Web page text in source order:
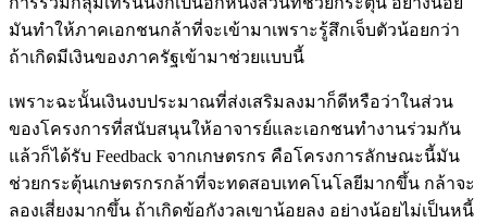
มันทำให้ภาคเอกชนกล้าที่จะเข้ามาเพราะรู้สึกเจ็บตัวน้อยกว่า
ถ้าเกิดมีเงินของภาครัฐเข้ามาช่วยแบบนี้
เพราะฉะนั้นเงินงบประมาณที่ส่งเสริมลงมาก็ดีหรือว่าในส่วน
ของโครงการที่สนับสนุนให้อาจารย์และเอกชนทำงานร่วมกัน
แล้วก็ได้รับ Feedback จากเกษตรกร คือโครงการลักษณะนี้มัน
ช่วยกระตุ้นเกษตรกรกล้าที่จะทดสอบเทคโนโลยีมากขึ้น กล้าจะ
ลองเสี่ยงมากขึ้น ถ้าเกิดข้อกังวลเขาน้อยลง อย่างน้อยไม่เป็นหนี้